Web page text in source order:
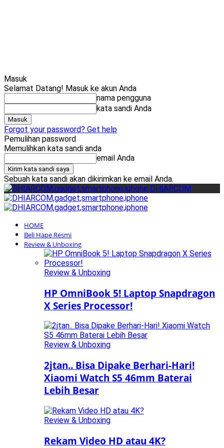
Masuk
Selamat Datang! Masuk ke akun Anda
nama pengguna
kata sandi Anda
Forgot your password? Get help
Pemulihan password
Memulihkan kata sandi anda
email Anda
Sebuah kata sandi akan dikirimkan ke email Anda.
DHIARCOM
HOME
Beli Hape Resmi
Review & Unboxing
Review & Unboxing
HP OmniBook 5! Laptop Snapdragon
X Series Processor!
Review & Unboxing
2jtan.. Bisa Dipake Berhari-Hari!
Xiaomi Watch S5 46mm Baterai
Lebih Besar
Review & Unboxing
Rekam Video HD atau 4K?